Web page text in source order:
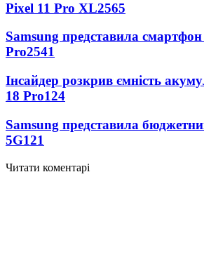
Pixel 11 Pro XL2565
Samsung представила
Pro2541
Інсайдер розкрив ємність
18 Pro124
Samsung представила
5G121
Читати коментарі